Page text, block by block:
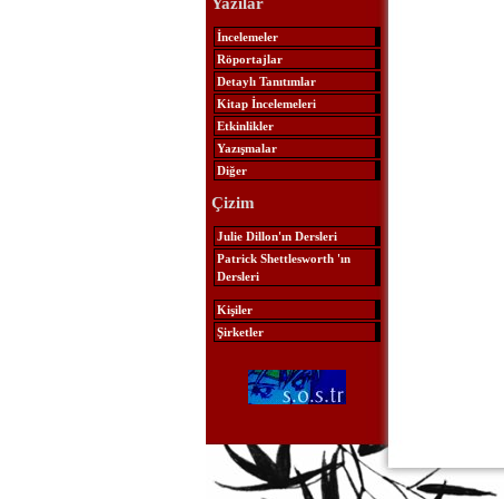
Yazılar
İncelemeler
Röportajlar
Detaylı Tanıtımlar
Kitap İncelemeleri
Etkinlikler
Yazışmalar
Diğer
Çizim
Julie Dillon'ın Dersleri
Patrick Shettlesworth 'ın
Dersleri
Kişiler
Şirketler